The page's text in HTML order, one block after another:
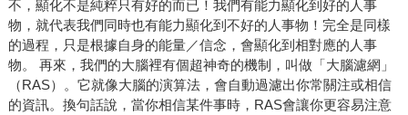
不，顯化不是純粹只有好的而已！我們有能力顯化到好的人事
物，就代表我們同時也有能力顯化到不好的人事物！完全是同樣
的過程，只是根據自身的能量／信念，會顯化到相對應的人事
物。 再來，我們的大腦裡有個超神奇的機制，叫做「大腦濾網」
（RAS）。它就像大腦的演算法，會自動過濾出你常關注或相信
的資訊。換句話說，當你相信某件事時，RAS會讓你更容易注意